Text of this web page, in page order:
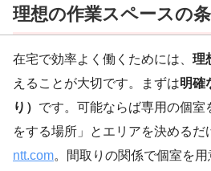
理想の作業スペースの
在宅で効率よく働くためには、 理
えることが大切です。まずは明確
り） です。可能ならば専用の個
をする場所」とエリアを決める
ntt.com。間取りの関係で個室を用